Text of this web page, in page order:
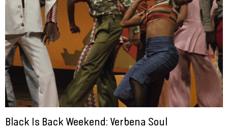
Black Is Back Weekend: Verbena Soul